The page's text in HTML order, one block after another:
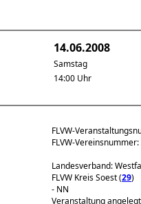
14.06.2008
Samstag
14:00 Uhr
FLVW-
FLVW-Vereinsnummer:
Landesverband:
FLVW Kreis Soest (29)
- NN
Veranstaltung